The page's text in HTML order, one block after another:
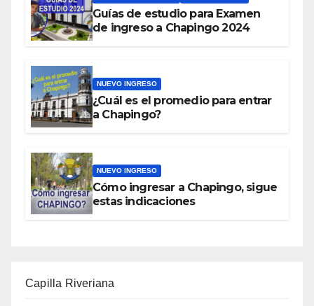
Guías de estudio para Examen
de ingreso a Chapingo 2024
NUEVO INGRESO
¿Cuál es el promedio para entrar
a Chapingo?
NUEVO INGRESO
Cómo ingresar a Chapingo, sigue
estas indicaciones
Capilla Riveriana